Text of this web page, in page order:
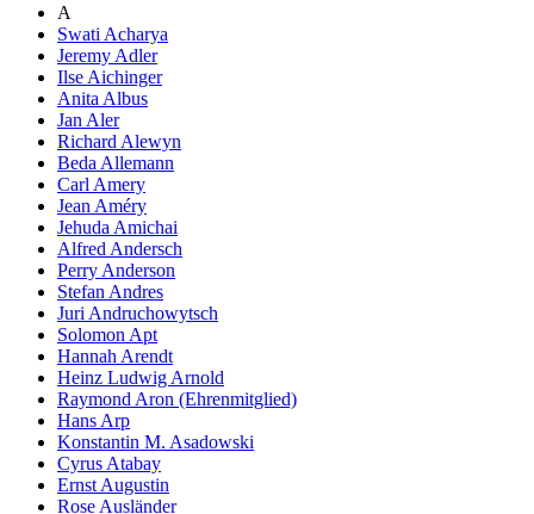
A
Swati Acharya
Jeremy Adler
Ilse Aichinger
Anita Albus
Jan Aler
Richard Alewyn
Beda Allemann
Carl Amery
Jean Améry
Jehuda Amichai
Alfred Andersch
Perry Anderson
Stefan Andres
Juri Andruchowytsch
Solomon Apt
Hannah Arendt
Heinz Ludwig Arnold
Raymond Aron (Ehrenmitglied)
Hans Arp
Konstantin M. Asadowski
Cyrus Atabay
Ernst Augustin
Rose Ausländer